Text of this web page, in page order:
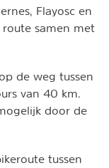
Flayosc en
route samen met
de weg tussen
van 40 km.
door de
tussen